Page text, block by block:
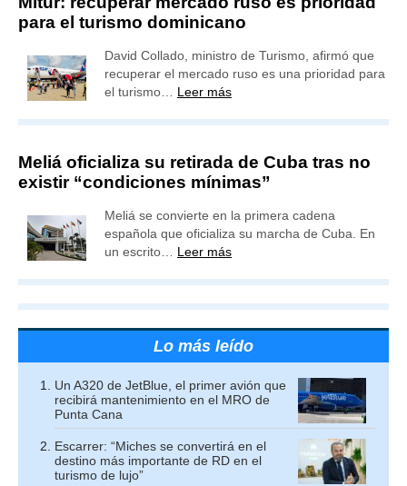
para el turismo dominicano
David Collado, ministro de Turismo, afirmó que
recuperar el mercado ruso es una prioridad para
el turismo… Leer más
Meliá oficializa su retirada de Cuba tras no
existir “condiciones mínimas”
Meliá se convierte en la primera cadena
española que oficializa su marcha de Cuba. En
un escrito… Leer más
Lo más leído
Un A320 de JetBlue, el primer avión que
recibirá mantenimiento en el MRO de
Punta Cana
Escarrer: “Miches se convertirá en el
destino más importante de RD en el
turismo de lujo”